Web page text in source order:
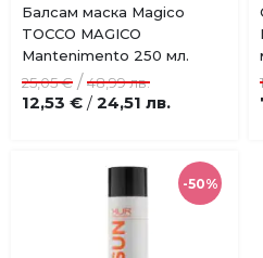
Добави
любими
Купи
Балсам маска Magico
TOCCO MAGICO
Mantenimento 250 мл.
12,53 € / 24,51 лв.
25,05 € /48,99 лв.
-50%